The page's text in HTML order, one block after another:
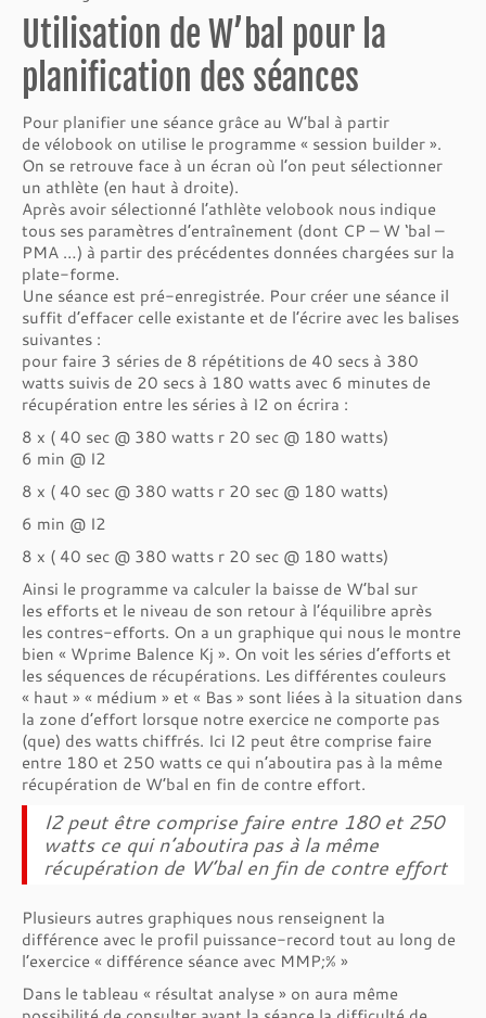
Utilisation de W’bal pour la
planification des séances
Pour planifier une séance grâce au W’bal à partir
de vélobook on utilise le programme « session builder ».
On se retrouve face à un écran où l’on peut sélectionner
un athlète (en haut à droite).
Après avoir sélectionné l’athlète velobook nous indique
tous ses paramètres d’entraînement (dont CP – W ‘bal –
PMA …) à partir des précédentes données chargées sur la
plate-forme.
Une séance est pré-enregistrée. Pour créer une séance il
suffit d’effacer celle existante et de l’écrire avec les balises
suivantes :
pour faire 3 séries de 8 répétitions de 40 secs à 380
watts suivis de 20 secs à 180 watts avec 6 minutes de
récupération entre les séries à I2 on écrira :
8 x ( 40 sec @ 380 watts r 20 sec @ 180 watts)
6 min @ I2
8 x ( 40 sec @ 380 watts r 20 sec @ 180 watts)
6 min @ I2
8 x ( 40 sec @ 380 watts r 20 sec @ 180 watts)
Ainsi le programme va calculer la baisse de W’bal sur
les efforts et le niveau de son retour à l’équilibre après
les contres-efforts. On a un graphique qui nous le montre
bien « Wprime Balence Kj ». On voit les séries d’efforts et
les séquences de récupérations. Les différentes couleurs
« haut » « médium » et « Bas » sont liées à la situation dans
la zone d’effort lorsque notre exercice ne comporte pas
(que) des watts chiffrés. Ici I2 peut être comprise faire
entre 180 et 250 watts ce qui n’aboutira pas à la même
récupération de W’bal en fin de contre effort.
I2 peut être comprise faire entre 180 et 250
watts ce qui n’aboutira pas à la même
récupération de W’bal en fin de contre effort
Plusieurs autres graphiques nous renseignent la
différence avec le profil puissance-record tout au long de
l’exercice « différence séance avec MMP;% »
Dans le tableau « résultat analyse » on aura même